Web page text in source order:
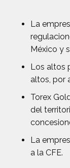
La
México y
Los altos
altos, por
Torex
del
La
a la CFE.